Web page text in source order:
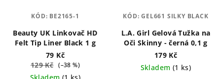
Beauty UK Linkovač HD
Felt Tip Liner Black 1 g
79 Kč
129 Kč (–38 %)
KÓD: BE2165-1
L.A. Girl Gelová Tužka na
Oči Skinny - černá 0,1 g
179 Kč
Skladem (1 ks)
KÓD:GEL661 SILKY BLACK